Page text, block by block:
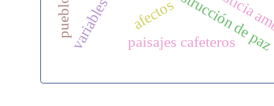
construcción de paz
paisajes cafeteros
justicia
afectos